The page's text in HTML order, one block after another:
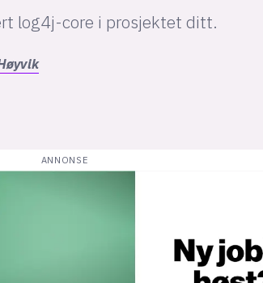
log4j-core i prosjektet ditt.